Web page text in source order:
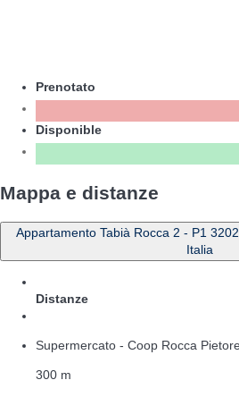
Prenotato
Disponible
Mappa e distanze
Appartamento Tabià Rocca 2 - P1
Italia
Distanze
Supermercato - Coop Rocca
300 m